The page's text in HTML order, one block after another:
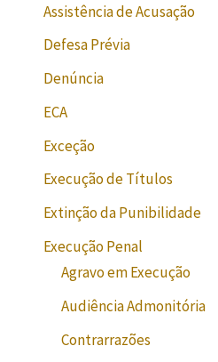
Assistência de Acusação
Defesa Prévia
Denúncia
ECA
Exceção
Execução de Títulos
Extinção da Punibilidade
Execução Penal
Agravo em Execução
Audiência Admonitória
Contrarrazões